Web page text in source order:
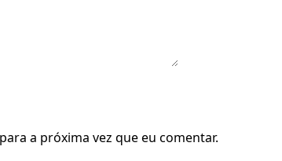
a próxima vez que eu comentar.